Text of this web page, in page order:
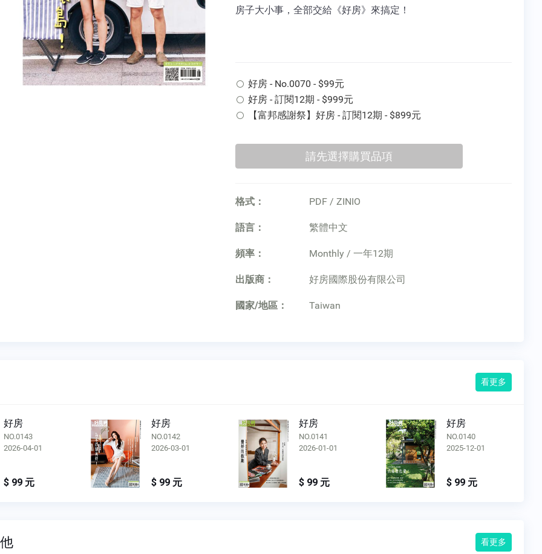
房子大小事，全部交給《好房》來搞定！
好房 - No.0070 - $99元
好房 - 訂閱12期 - $999元
【富邦感謝祭】好房 - 訂閱12期 - $899元
格式： PDF / ZINIO
語言： 繁體中文
頻率： Monthly / 一年12期
出版商： 好房國際股份有限公司
國家/地區： Taiwan
看更多
好房
NO.0143
2026-04-01
$ 99 元
好房
NO.0142
2026-03-01
$ 99 元
好房
NO.0141
2026-01-01
$ 99 元
好房
NO.0140
2025-12-01
$ 99 元
看更多